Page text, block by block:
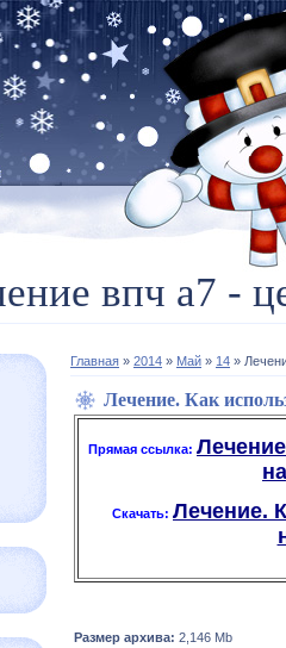
впч а7 -
Главная » 2014 » Май » 14 »
Лечение. Как
Прямая ссылка:
Скачать: Лечение.
Размер архива: 2,146 Mb